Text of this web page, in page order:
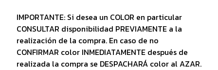
IMPORTANTE: Si desea un COLOR en particular
CONSULTAR disponibilidad PREVIAMENTE a la
realización de la compra. En caso de no
CONFIRMAR color INMEDIATAMENTE después de
realizada la compra se DESPACHARÁ color al AZAR.